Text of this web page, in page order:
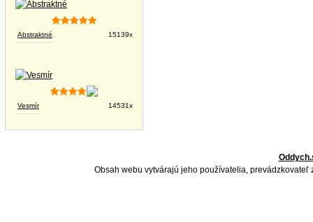
Abstraktné 15139x
Vesmír 14531x
Obsah webu vytvárajú jeho používatelia,